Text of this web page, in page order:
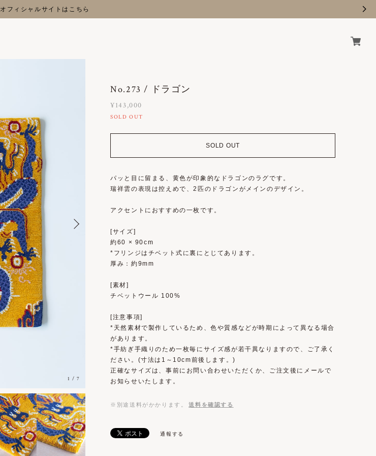
オフィシャルサイトはこちら
1 /7
No.273 / ドラゴン
¥143,000
SOLD OUT
SOLD OUT
パッと目に留まる、黄色が印象的なドラゴンのラグです。
瑞祥雲の表現は控えめで、2匹のドラゴンがメインのデザイン。
アクセントにおすすめの一枚です。
[サイズ]
約60 × 90cm
*フリンジはチベット式に裏にとじてあります。
厚み：約9mm
[素材]
チベットウール 100%
[注意事項]
*天然素材で製作しているため、色や質感などが時期によって異なる場合
があります。
*手紡ぎ手織りのため一枚毎にサイズ感が若干異なりますので、ご了承く
ださい。(寸法は1～10cm前後します。)
正確なサイズは、事前にお問い合わせいただくか、ご注文後にメールで
お知らせいたします。
※別途送料がかかります。 送料を確認する
通報する